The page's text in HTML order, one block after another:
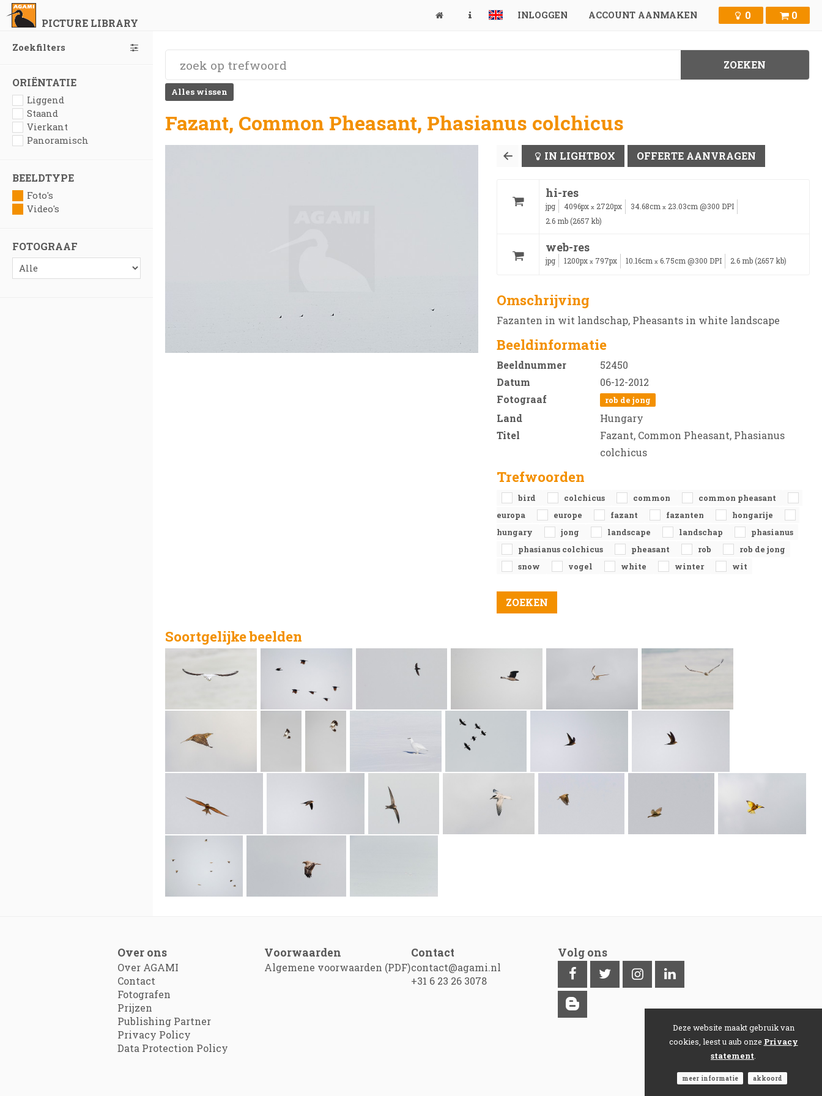
PICTURE LIBRARY
INLOGGEN ACCOUNT AANMAKEN 0 0
Zoekfilters
ORIËNTATIE
Liggend
Staand
Vierkant
Panoramisch
BEELDTYPE
Foto's
Video's
FOTOGRAAF
Alles wissen
Fazant, Common Pheasant, Phasianus colchicus
IN LIGHTBOX OFFERTE AANVRAGEN
hi-res
jpg 4096px x 2720px 34.68cm x 23.03cm @300 DPI
2.6 mb (2657 kb)
web-res
jpg 1200px x 797px 10.16cm x 6.75cm @300 DPI 2.6 mb (2657 kb)
Omschrijving
Fazanten in wit landschap, Pheasants in white landscape
Beeldinformatie
Beeldnummer
52450
Datum
06-12-2012
Fotograaf
rob de jong
Land
Hungary
Titel
Fazant, Common Pheasant, Phasianus
colchicus
Trefwoorden
bird colchicus common
common pheasant
europa
europe fazant fazanten
hongarije
hungary
jong landscape landschap
phasianus
phasianus colchicus
pheasant rob
rob de jong
snow
vogel white winter wit
Soortgelijke beelden
Over ons
Over AGAMI
Contact
Fotografen
Prijzen
Publishing Partner
Privacy Policy
Data Protection Policy
Voorwaarden
Algemene voorwaarden (PDF)
Contact
contact@agami.nl
+31 6 23 26 3078
Volg ons
Deze website maakt gebruik van
cookies, leest u aub onze Privacy
statement
meer informatie akkoord